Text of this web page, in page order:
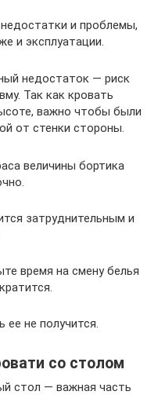
и проблемы,
и эксплуатации.
недостаток — риск
Так как кровать
важно чтобы были
от стенки стороны.
величины бортика
затруднительным и
время на смену белья
не получится.
со столом
стол — важная часть